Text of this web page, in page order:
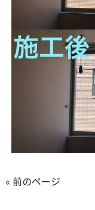
« 前のページ